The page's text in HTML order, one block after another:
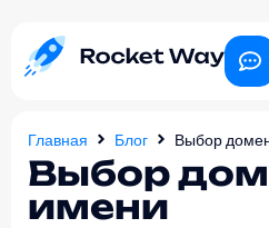
Главная Блог Выбор
Выбор
имени